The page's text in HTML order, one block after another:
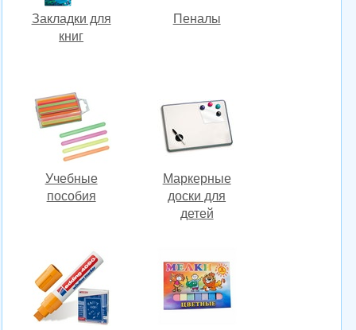
Закладки для
книг
Пеналы
Учебные
пособия
Маркерные
доски для
детей